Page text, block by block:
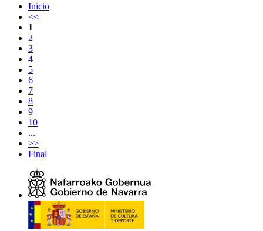
Inicio
<<
1
2
3
4
5
6
7
8
9
10
...
>>
Final